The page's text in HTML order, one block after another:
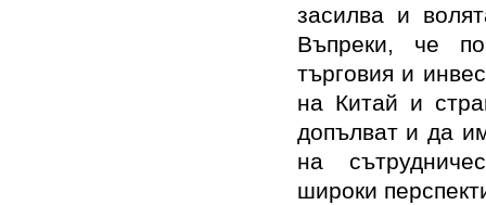
засилва и
Въпреки, че
търговия и
на Китай и
допълват и да
на
широки